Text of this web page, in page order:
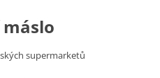
supermarketů